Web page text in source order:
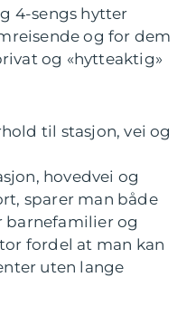
4-sengs hytter
og for dem
og «hytteaktig»
til stasjon, vei og
hovedvei og
sparer man både
og
fordel at man kan
uten lange